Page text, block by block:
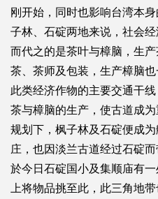
刚开始，同时也影响台湾本
子林、石碇两地来说，社会
而代之的是茶叶与樟脑，生
茶、茶师及包装，生产樟脑
此类经济作物的主要交通干
茶与樟脑的生产，使古道成
规划下，枫子林及石碇便成
庄，也因淡兰古道经过石碇
於今日石碇国小及集顺庙有
上将物品挑至此，此三角地